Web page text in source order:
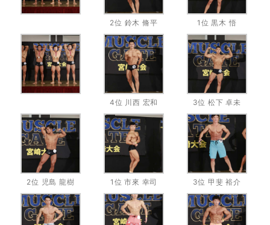
2位 鈴木 脩平 1位 黒木 悟
4位 川西 宏和 3位 松下 卓未
2位 児島 龍樹 1位 市來 幸司 3位 甲斐 裕介